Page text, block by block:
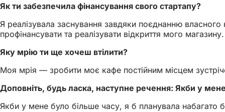
Як ти забезпечила фінансування свого стартапу?
Я реалізувала заснування завдяки поєднанню
профінансувати та реалізувати відкриття мого магазину.
Яку мрію ти ще хочеш втілити?
Моя мрія — зробити моє кафе постійним місцем
Доповніть, будь ласка, наступне речення: Якби у
Якби у мене було більше часу, я б планувала набагато